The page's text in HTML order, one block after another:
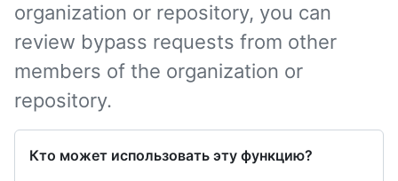
organization or repository, you can
review bypass requests from other
members of the organization or
repository.
Кто может использовать эту функцию?